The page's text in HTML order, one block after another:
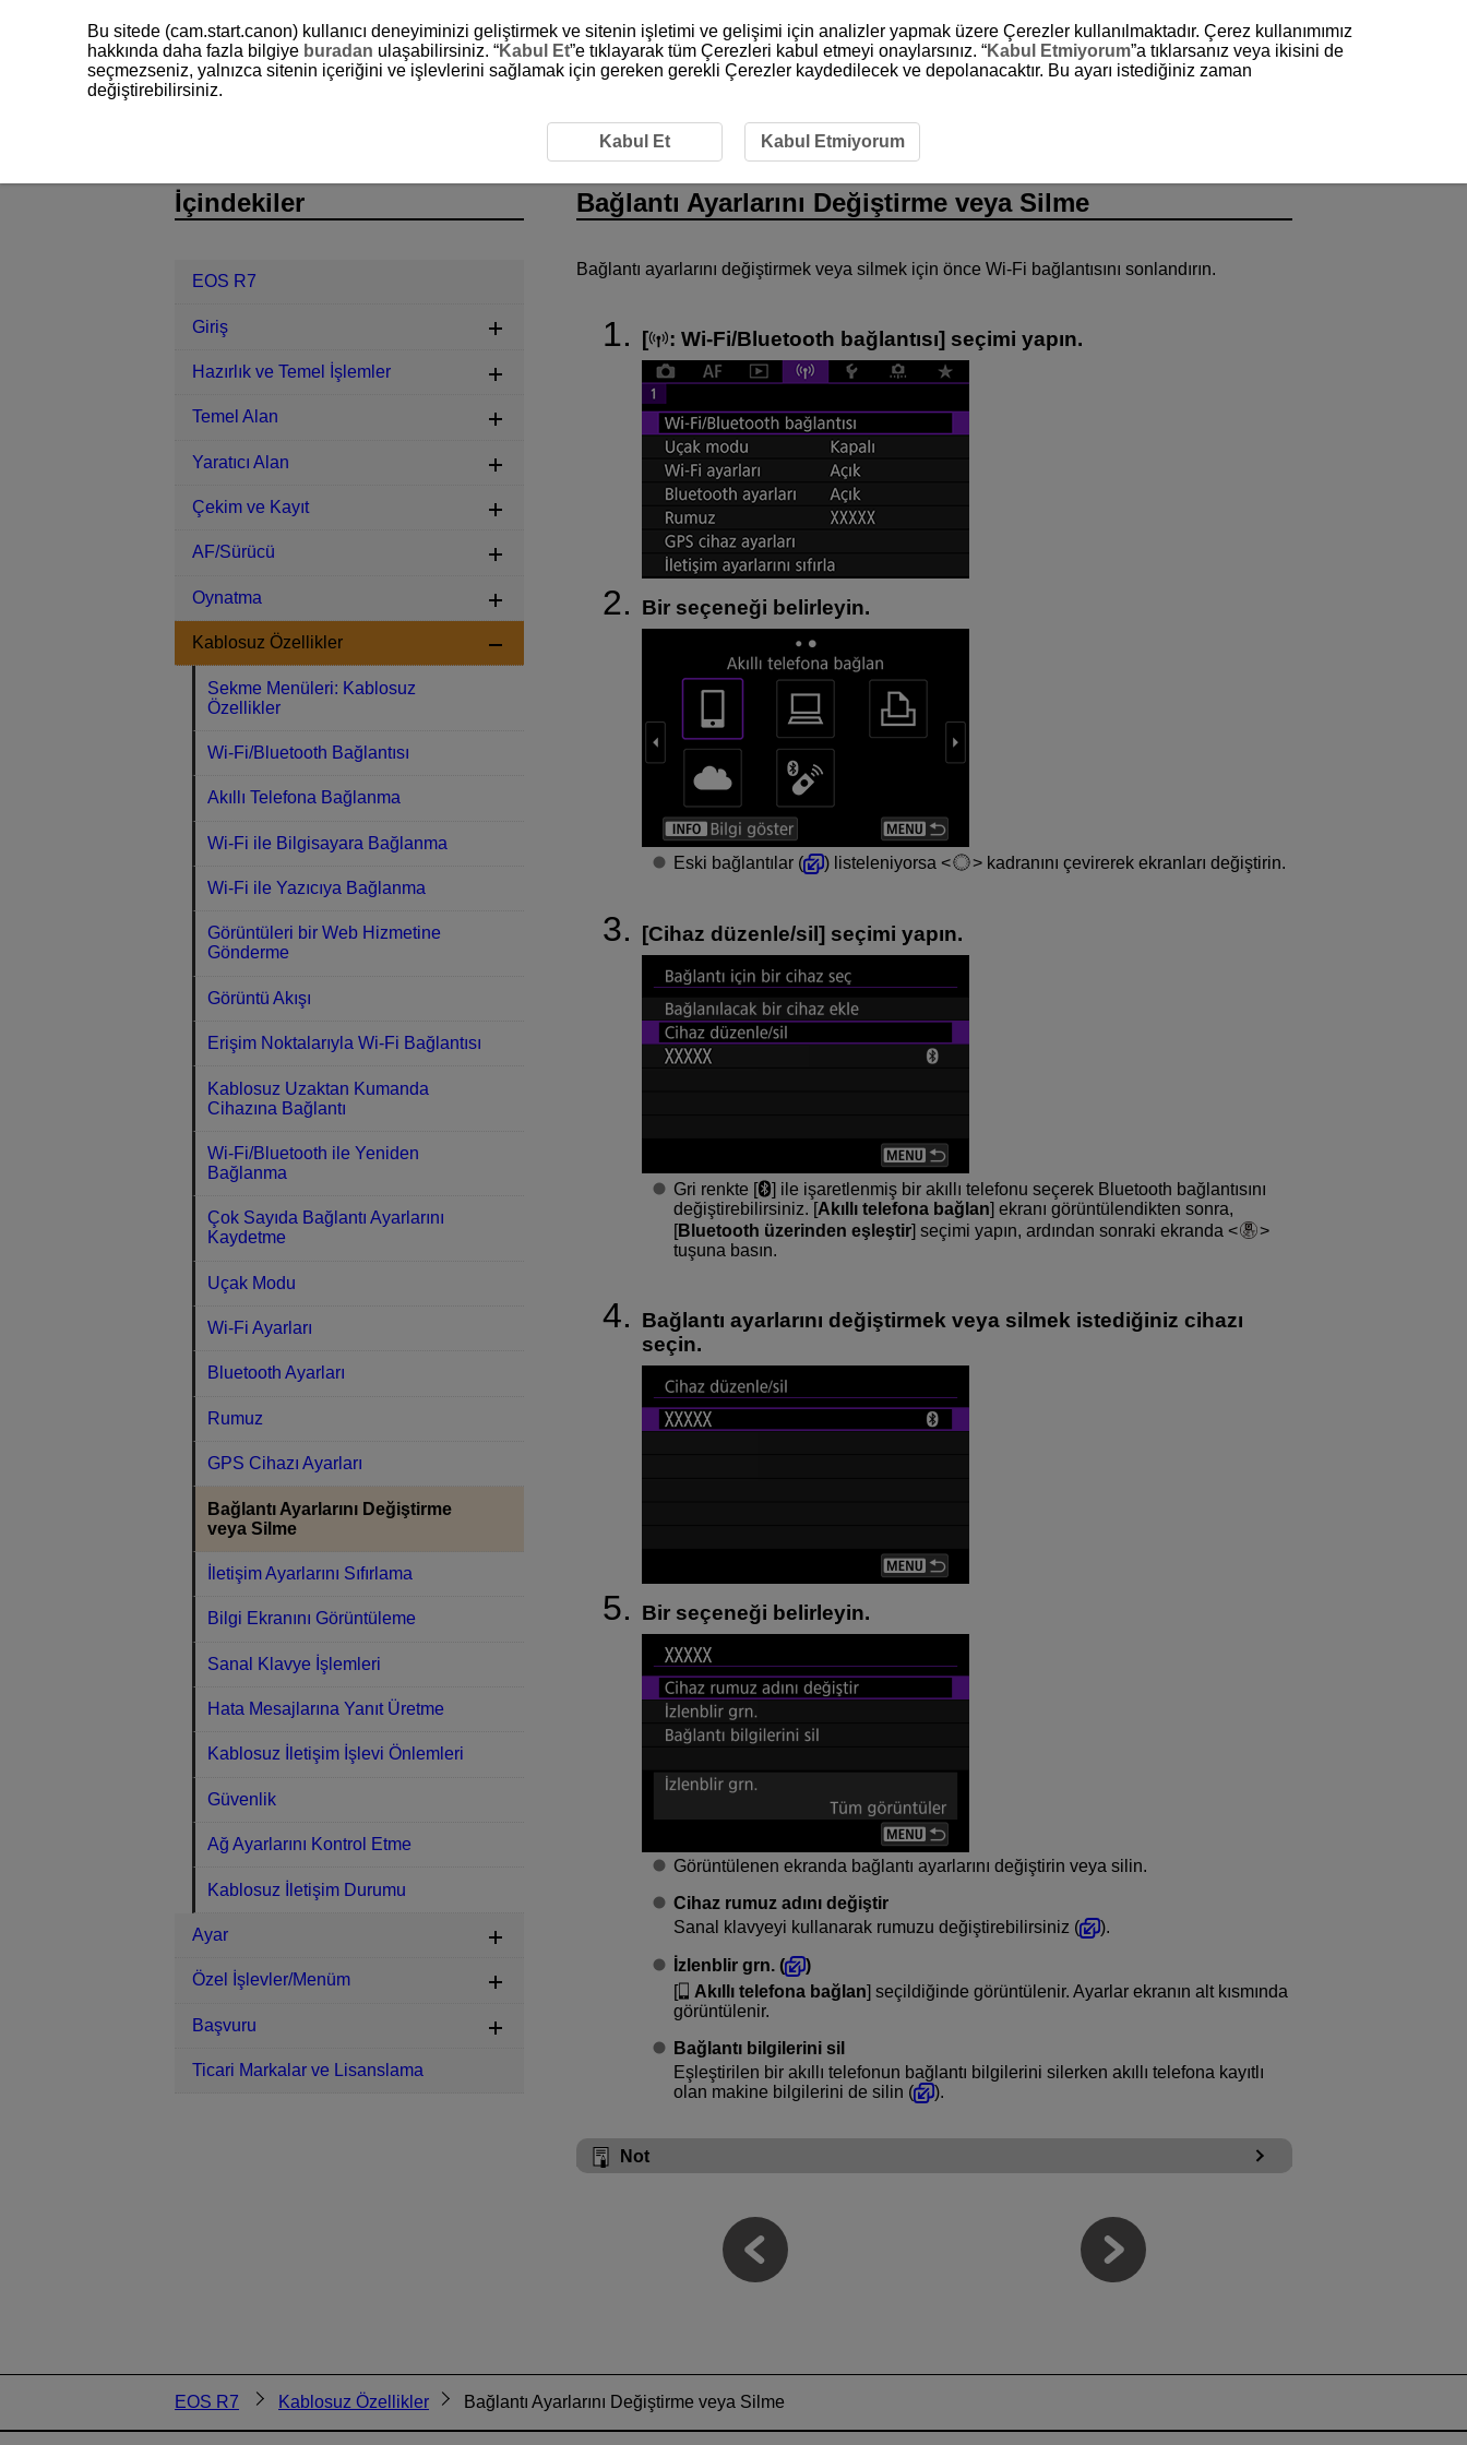
Bağlantı Ayarlarını Değiştirme veya Silme
Bağlantı ayarlarını değiştirmek veya silmek için önce Wi-Fi bağlantısını sonlandırın.
[ : Wi-Fi/Bluetooth bağlantısı] seçimi yapın.
Bir seçeneği belirleyin.
Eski bağlantılar ( ) listeleniyorsa kadranını çevirerek ekranları değiştirin.
[Cihaz düzenle/sil ] seçimi yapın.
Gri renkte [
] ile işaretlenmiş bir akıllı telefonu seçerek Bluetooth bağlantısını
değiştirebilirsiniz. [Akıllı telefona bağlan] ekranı görüntülendikten sonra,
[Bluetooth üzerinden eşleştir] seçimi yapın, ardından sonraki ekranda
tuşuna basın.
Bağlantı ayarlarını değiştirmek veya silmek istediğiniz cihazı
seçin.
Bir seçeneği belirleyin.
Görüntülenen ekranda bağlantı ayarlarını değiştirin veya silin.
Cihaz rumuz adını değiştir
Sanal klavyeyi kullanarak rumuzu değiştirebilirsiniz (
).
İzlenblir grn.(
)
Akıllı telefona bağlan ] seçildiğinde görüntülenir. Ayarlar ekranın alt kısmında
görüntülenir.
Bağlantı bilgilerini sil
Eşleştirilen bir akıllı telefonun bağlantı bilgilerini silerken akıllı telefona kayıtlı
olan makine bilgilerini de silin (
).
Not
İçindekiler
EOS R7
Giriş
Hazırlık ve Temel İşlemler
Temel Alan
Yaratıcı Alan
Çekim ve Kayıt
AF/Sürücü
Oynatma
Kablosuz Özellikler
Sekme Menüleri: Kablosuz
Özellikler
Wi-Fi/Bluetooth Bağlantısı
Akıllı Telefona Bağlanma
Wi-Fi ile Bilgisayara Bağlanma
Wi-Fi ile Yazıcıya Bağlanma
Görüntüleri bir Web Hizmetine
Gönderme
Görüntü Akışı
Erişim Noktalarıyla Wi-Fi Bağlantısı
Kablosuz Uzaktan Kumanda
Cihazına Bağlantı
Wi-Fi/Bluetooth ile Yeniden
Bağlanma
Çok Sayıda Bağlantı Ayarlarını
Kaydetme
Uçak Modu
Wi-Fi Ayarları
Bluetooth Ayarları
Rumuz
GPS Cihazı Ayarları
Bağlantı Ayarlarını Değiştirme
veya Silme
İletişim Ayarlarını Sıfırlama
Bilgi Ekranını Görüntüleme
Sanal Klavye İşlemleri
Hata Mesajlarına Yanıt Üretme
Kablosuz İletişim İşlevi Önlemleri
Güvenlik
Ağ Ayarlarını Kontrol Etme
Kablosuz İletişim Durumu
Ayar
Özel İşlevler/Menüm
Başvuru
Ticari Markalar ve Lisanslama
EOS R7 Kablosuz Özellikler Bağlantı Ayarlarını Değiştirme veya Silme
Bu sitede (cam.start.canon) kullanıcı deneyiminizi geliştirmek ve sitenin işletimi ve gelişimi için analizler yapmak üzere Çerezler kullanılmaktadır. Çerez kullanımımız
hakkında daha fazla bilgiye buradan ulaşabilirsiniz. “Kabul Et”e tıklayarak tüm Çerezleri kabul etmeyi onaylarsınız. “Kabul Etmiyorum”a tıklarsanız veya ikisini de
seçmezseniz, yalnızca sitenin içeriğini ve işlevlerini sağlamak için gereken gerekli Çerezler kaydedilecek ve depolanacaktır. Bu ayarı istediğiniz zaman
değiştirebilirsiniz.
Kabul Et Kabul Etmiyorum